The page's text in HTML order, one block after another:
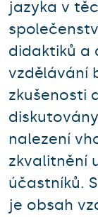
jazyka v
didaktiků a
vzdělávání
zkušenosti
nalezení
zkvalitnění
účastníků.
je obsah